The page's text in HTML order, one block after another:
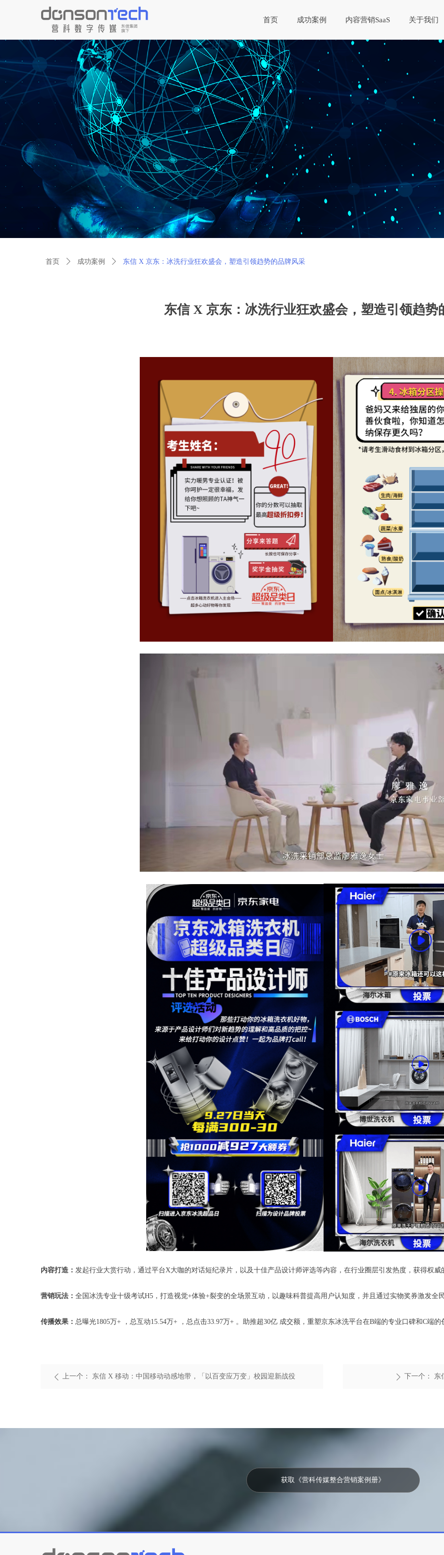
首页 成功案例 内容营销SaaS 关于我们
东信 X 京东：冰洗行业狂欢盛会，塑造引领趋势
ꄴ 上一个： 东信 X 移动：中国移动动感地带，「以百变应万变」校园迎新战役 ꄲ 下一个： 东
内容打造： 发起行业大赏行动，通过平台X大咖的对话短纪录片，以及十佳产品设计师评选等内容，在行业圈层引发热度，获得权威
营销玩法： 全国冰洗专业十级考试H5，打造视觉+体验+裂变的全场景互动，以趣味科普提高用户认知度，并且通过实物奖券激发全
传播效果： 总曝光1805万+ ，总互动15.54万+ ，总点击33.97万+ 。助推超30亿 成交额，重塑京东冰洗平台在B端的专业口碑和C端
首页 ꄲ 成功案例 ꄲ 东信 X 京东：冰洗行业狂欢盛会，塑造引领趋势的品牌风采
获取《营科传媒整合营销案例册》